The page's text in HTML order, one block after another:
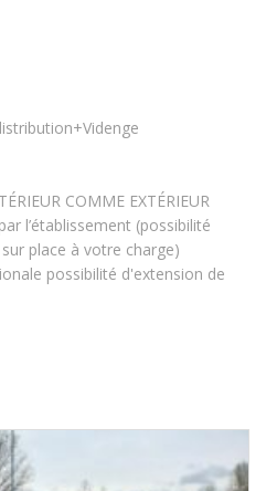
COMME EXTÉRIEUR
l’établissement (possibilité
place à votre charge)
possibilité d'extension de